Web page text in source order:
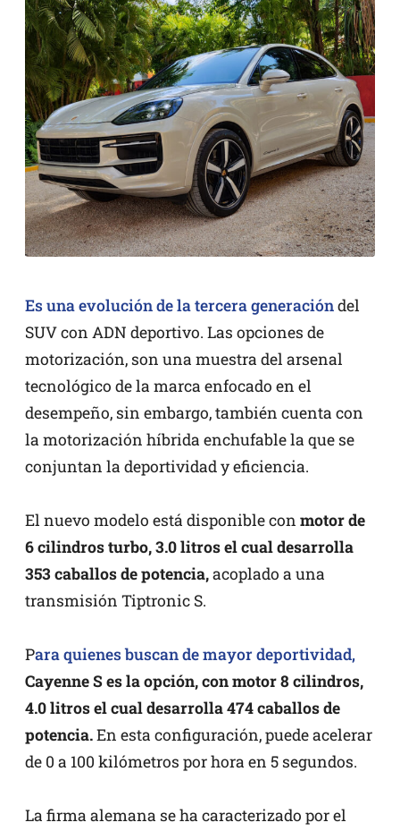
Es una evolución de la tercera generacióndel
SUV con ADN deportivo. Las opciones de
motorización, son una muestra del arsenal
tecnológico de la marca enfocado en el
desempeño, sin embargo, también cuenta con
la motorización híbrida enchufable la que se
conjuntan la deportividad y eficiencia.
El nuevo modelo está disponible con motor de
6 cilindros turbo, 3.0 litros el cual desarrolla
353 caballos de potencia,acoplado a una
transmisión Tiptronic S.
Para quienes buscan de mayor deportividad,
Cayenne S es la opción, con motor 8 cilindros,
4.0 litros el cual desarrolla 474 caballos de
potencia.En esta configuración, puede acelerar
de 0 a 100 kilómetros por hora en 5 segundos.
La firma alemana se ha caracterizado por el